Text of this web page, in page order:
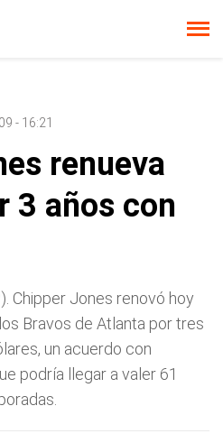
- 16:21
renueva
3 años con
Chipper Jones renovó hoy
Bravos de Atlanta por tres
un acuerdo con
podría llegar a valer 61